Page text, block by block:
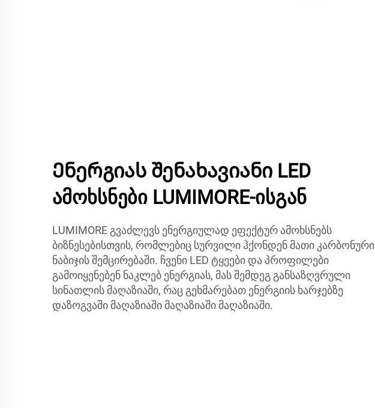
Ენერგიას შენახავიანი LED
ამოხსნები LUMIMORE-ისგან
LUMIMORE გვაძლევს ენერგიულად ეფექტურ ამოხსნებს
ბიზნესებისთვის, რომლებიც სურვილი ჰქონდენ მათი კარბონური
ნაბიჯის შემცირებაში. ჩვენი LED ტყეები და პროფილები
გამოიყენებენ ნაკლებ ენერგიას, მას შემდეგ განსაზღვრული
სინათლის მაღაზიაში, რაც გეხმარებათ ენერგიის ხარჯებზე
დაზოგვაში მაღაზიაში მაღაზიაში მაღაზიაში.